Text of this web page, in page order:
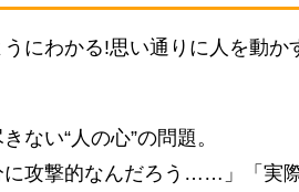
にわかる!思い通りに人を動か
ない“人の心”の問題。
に攻撃的なんだろう……」「実